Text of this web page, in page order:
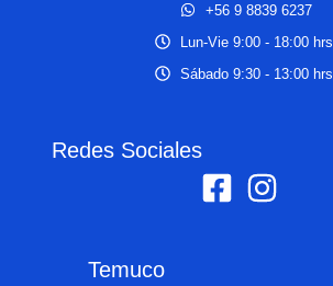
+56 9 8839 6237
Lun-Vie 9:00 - 18:00 hrs.
Sábado 9:30 - 13:00 hrs.
Redes Sociales
Temuco